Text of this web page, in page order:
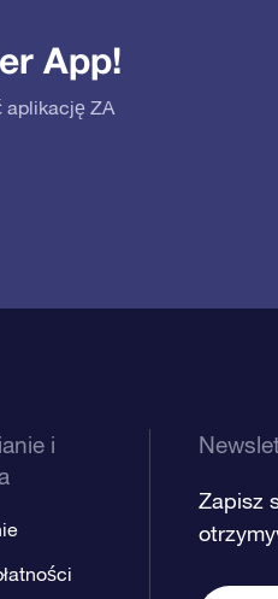
App!
aplikację ZA
i
Zapisz